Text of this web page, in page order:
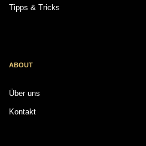
Tipps & Tricks
ABOUT
Über uns
Kontakt